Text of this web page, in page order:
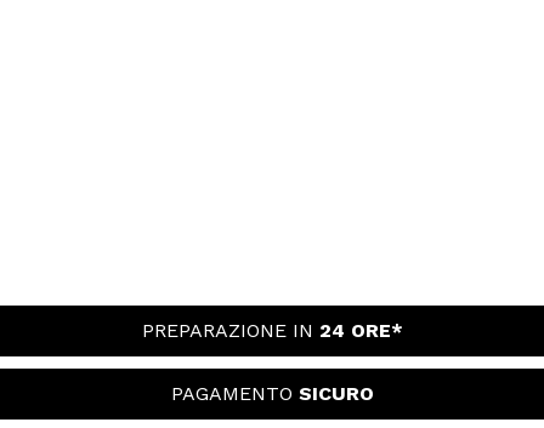
PREPARAZIONE IN 24 ORE*
PAGAMENTO SICURO